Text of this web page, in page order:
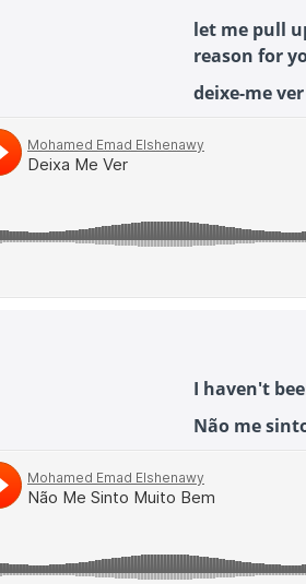
let me pull
reason for
deixe-me
I haven't
Não me